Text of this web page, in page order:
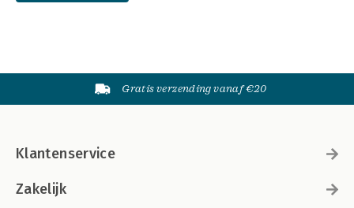
Gratis verzending vanaf €20
Klantenservice
Zakelijk